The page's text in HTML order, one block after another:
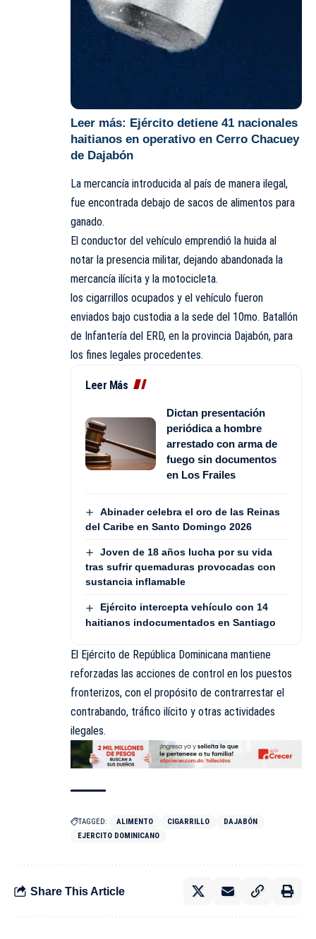
Leer más: Ejército detiene 41 nacionales
haitianos en operativo en Cerro Chacuey
de Dajabón
La mercancía introducida al país de manera ilegal,
fue encontrada debajo de sacos de alimentos para
ganado.
El conductor del vehículo emprendió la huida al
notar la presencia militar, dejando abandonada la
mercancía ilícita y la motocicleta.
los cigarrillos ocupados y el vehículo fueron
enviados bajo custodia a la sede del 10mo. Batallón
de Infantería del ERD, en la provincia Dajabón, para
los fines legales procedentes.
Leer Más
Dictan presentación
periódica a hombre
arrestado con arma de
fuego sin documentos
en Los Frailes
Abinader celebra el oro de las Reinas
del Caribe en Santo Domingo 2026
Joven de 18 años lucha por su vida
tras sufrir quemaduras provocadas con
sustancia inflamable
Ejército intercepta vehículo con 14
haitianos indocumentados en Santiago
El Ejército de República Dominicana mantiene
reforzadas las acciones de control en los puestos
fronterizos, con el propósito de contrarrestar el
contrabando, tráfico ilícito y otras actividades
ilegales.
TAGGED: ALIMENTO CIGARRILLO
DAJABÓN
EJERCITO DOMINICANO
Share This Article